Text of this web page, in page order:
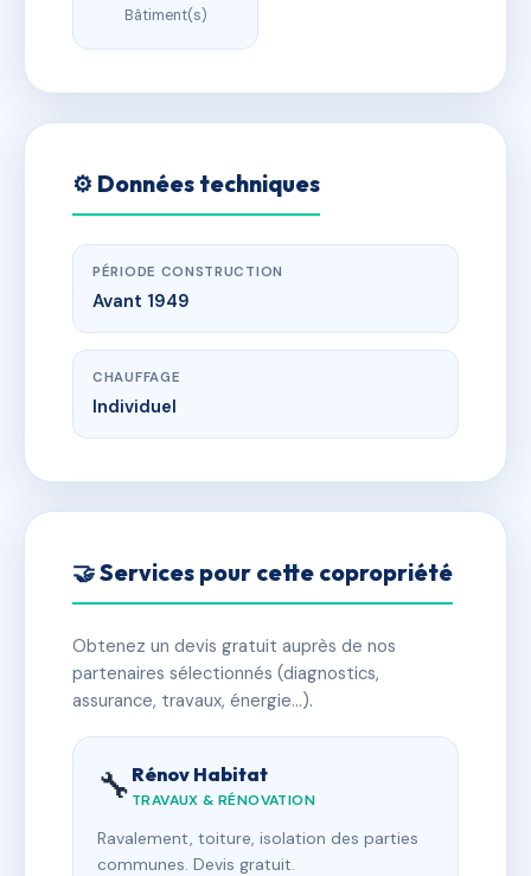
Bâtiment(s)
⚙️ Données techniques
PÉRIODE CONSTRUCTION
Avant 1949
CHAUFFAGE
Individuel
🤝 Services pour cette copropriété
Obtenez un devis gratuit auprès de nos
partenaires sélectionnés (diagnostics,
assurance, travaux, énergie…).
🔧 Rénov Habitat
TRAVAUX & RÉNOVATION
Ravalement, toiture, isolation des parties
communes. Devis gratuit.